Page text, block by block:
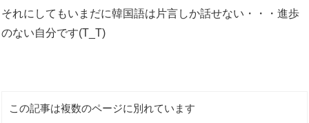
それにしてもいまだに韓国語は片言しか話せない・・・進歩
のない自分です(T_T)
この記事は複数のページに別れています